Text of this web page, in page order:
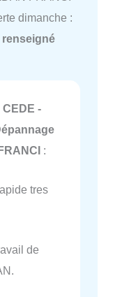
dimanche :
renseigné
CEDE -
:
tres
de